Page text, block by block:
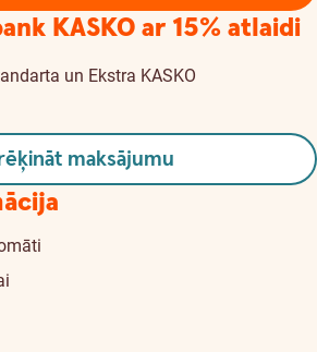
KASKOar 15% atlaidi
un Ekstra KASKO
maksājumu